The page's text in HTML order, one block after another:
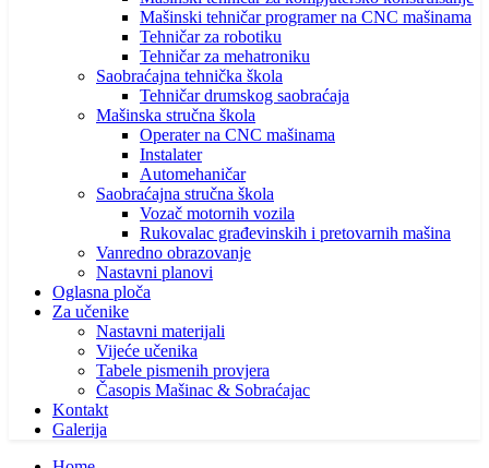
Mašinski tehničar programer na CNC mašinama
Tehničar za robotiku
Tehničar za mehatroniku
Saobraćajna tehnička škola
Tehničar drumskog saobraćaja
Mašinska stručna škola
Operater na CNC mašinama
Instalater
Automehaničar
Saobraćajna stručna škola
Vozač motornih vozila
Rukovalac građevinskih i pretovarnih mašina
Vanredno obrazovanje
Nastavni planovi
Oglasna ploča
Za učenike
Nastavni materijali
Vijeće učenika
Tabele pismenih provjera
Časopis Mašinac & Sobraćajac
Kontakt
Galerija